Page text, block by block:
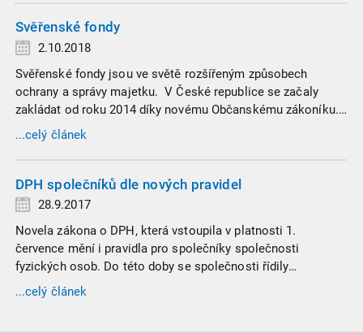
Svěřenské fondy
2.10.2018
Svěřenské fondy jsou ve světě rozšířeným způsobech
ochrany a správy majetku. V České republice se začaly
zakládat od roku 2014 díky novému Občanskému zákoníku.
Svěřenské fondy se staly oblíbenými i díky Andreji Babišovi,
který kvůli zákonu o střetu zájmů do dvou z nich vložil akcie
...celý článek
DPH společníků dle nových pravidel
28.9.2017
Novela zákona o DPH, která vstoupila v platnosti 1.
července mění i pravidla pro společníky společnosti
fyzických osob. Do této doby se společnosti řídily
specifickými ustanoveními zákona týkající se registrace k
dani a dalších postupů při správě DPH.
...celý článek